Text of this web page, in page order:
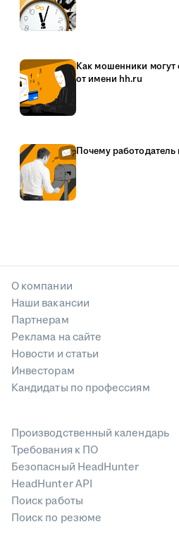
Как мошенники могут
от имени hh.ru
Почему работодатель
О компании
Наши вакансии
Партнерам
Реклама на сайте
Новости и статьи
Инвесторам
Кандидаты по профессиям
Производственный календарь
Требования к ПО
Безопасный HeadHunter
HeadHunter API
Поиск работы
Поиск по резюме